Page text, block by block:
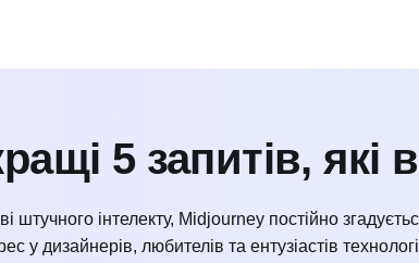
5 запитів, які
інтелекту, Midjourney постійно
у дизайнерів, любителів та ентузіастів